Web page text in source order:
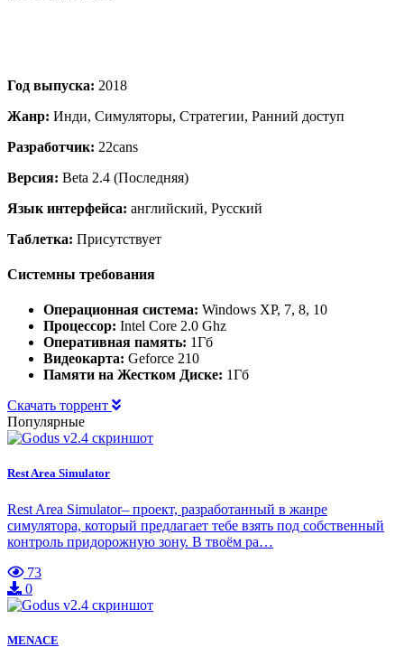
Год выпуска: 2018
Жанр: Инди, Симуляторы, Стратегии, Ранний доступ
Разработчик: 22cans
Версия: Beta 2.4 (Последняя)
Язык интерфейса: английский, Русский
Таблетка: Присутствует
Системны требования
Операционная система: Windows XP, 7, 8, 10
Процессор: Intel Core 2.0 Ghz
Оперативная память: 1Гб
Видеокарта: Geforce 210
Памяти на Жестком Диске: 1Гб
Скачать торрент
Популярные
Rest Area Simulator
Rest Area Simulator– проект, разработанный в жанре
симулятора, который предлагает тебе взять под собственный
контроль придорожную зону. В твоём ра…
73
0
MENACE